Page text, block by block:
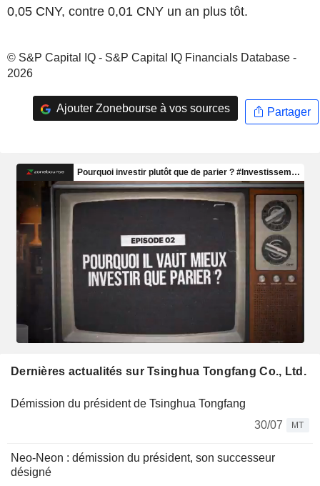
0,05 CNY, contre 0,01 CNY un an plus tôt.
© S&P Capital IQ - S&P Capital IQ Financials Database -
2026
Ajouter Zonebourse à vos sources Partager
Dernières actualités sur Tsinghua Tongfang Co., Ltd.
Démission du président de Tsinghua Tongfang
30/07
MT
Neo-Neon : démission du président, son successeur
désigné